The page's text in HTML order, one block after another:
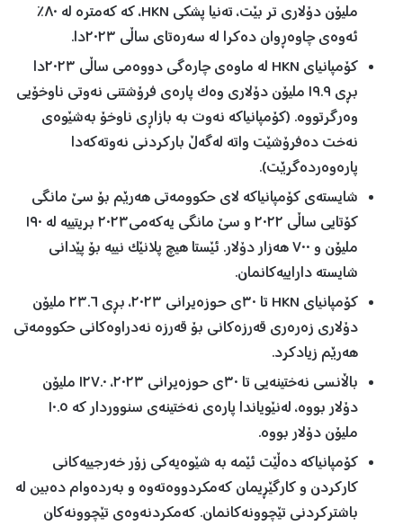
ملیۆن دۆلاری تر بێت، تەنیا پشکی HKN، کە کەمترە لە ٨٠٪
ئەوەی چاوەڕوان دەکرا لە سەرەتای ساڵی ٢٠٢٣دا.
کۆمپانیای HKN لە ماوەی چارەگی دووەمی ساڵی ٢٠٢٣دا
بڕی ١٩.٩ ملیۆن دۆلاری وەک پارەی فرۆشتنی نەوتی ناوخۆیی
وەرگرتووە. (کۆمپانیاکە نەوت بە بازاڕی ناوخۆ بەشێوەی
نەخت دەفرۆشێت واتە لەگەڵ بارکردنی نەوتەکەدا
پارەوەردەگرێت).
شایستەی کۆمپانیاکە لای حکوومەتی هەرێم بۆ سێ مانگی
کۆتایی ساڵی ٢٠٢٢ و سێ مانگی یەکەمی٢٠٢٣ بریتییە لە ١٩٠
ملیۆن و ٧٠٠ هەزار دۆلار. ئێستا هیچ پلانێک نییە بۆ پێدانی
شایستە داراییەکانمان.
کۆمپانیای HKN تا ٣٠ی حوزەیرانی ٢٠٢٣، بڕی ٢٣.٦ ملیۆن
دۆلاری زەرەری قەرزەکانی بۆ قەرزە نەدراوەکانی حکوومەتی
هەرێم زیادکرد.
باڵانسی نەختینەیی تا ٣٠ی حوزەیرانی ٢٠٢٣، ١٢٧.٠ ملیۆن
دۆلار بووە، لەنێویاندا پارەی نەختینەی سنووردار کە ١٠.٥
ملیۆن دۆلار بووە.
کۆمپانیاکە دەڵێت ئێمە بە شێوەیەکی زۆر خەرجییەکانی
کارکردن و کارگێڕیمان کەمکردووەتەوە و بەردەوام دەبین لە
باشترکردنی تێچوونەکانمان. کەمکردنەوەی تێچوونەکان